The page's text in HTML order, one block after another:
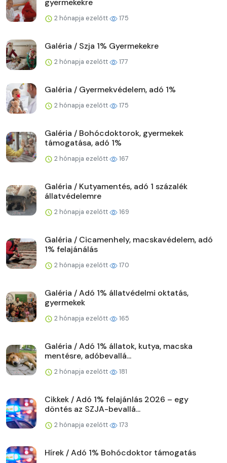
gyermekekre
2 hónapja ezelőtt 175
Galéria / Szja 1% Gyermekekre
2 hónapja ezelőtt 177
Galéria / Gyermekvédelem, adó 1%
2 hónapja ezelőtt 175
Galéria / Bohócdoktorok, gyermekek
támogatása, adó 1%
2 hónapja ezelőtt 167
Galéria / Kutyamentés, adó 1 százalék
állatvédelemre
2 hónapja ezelőtt 169
Galéria / Cicamenhely, macskavédelem, adó
1% felajánálás
2 hónapja ezelőtt 170
Galéria / Adó 1% állatvédelmi oktatás,
gyermekek
2 hónapja ezelőtt 165
Galéria / Adó 1% állatok, kutya, macska
mentésre, adóbevallá...
2 hónapja ezelőtt 181
Cikkek / Adó 1% felajánlás 2026 – egy
döntés az SZJA-bevallá...
2 hónapja ezelőtt 173
Hírek / Adó 1% Bohócdoktor támogatás